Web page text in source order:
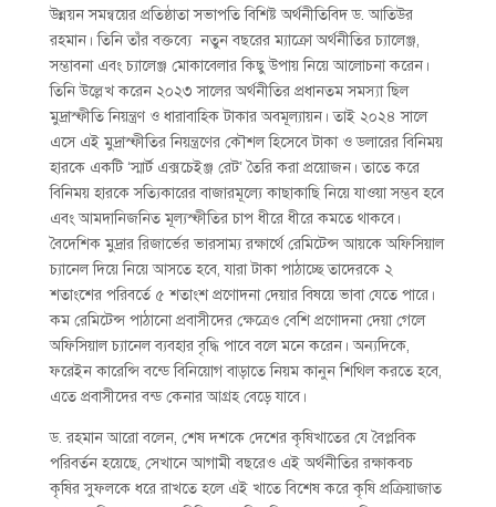
উন্নয়ন সমন্বয়ের প্রতিষ্ঠাতা সভাপতি বিশিষ্ট অর্থনীতিবিদ ড. আতিউর
রহমান। তিনি তাঁর বক্তব্যে নতুন বছরের ম্যাক্রো অর্থনীতির চ্যালেঞ্জ,
সম্ভাবনা এবং চ্যালেঞ্জ মোকাবেলার কিছু উপায় নিয়ে আলোচনা করেন।
তিনি উল্লেখ করেন ২০২৩ সালের অর্থনীতির প্রধানতম সমস্যা ছিল
মুদ্রাস্ফীতি ‍নিয়ন্ত্রণ ও ধারাবাহিক টাকার অবমূল্যায়ন। তাই ২০২৪ সালে
এসে এই মুদ্রাস্ফীতির নিয়ন্ত্রণের কৌশল হিসেবে টাকা ও ডলারের বিনিময়
হারকে একটি ‘স্মার্ট এক্সচেইঞ্জ রেট’ তৈরি করা প্রয়োজন। তাতে করে
বিনিময় হারকে সত্যিকারের বাজারমূল্যে কাছাকাছি নিয়ে যাওয়া সম্ভব হবে
এবং আমদানিজনিত মূল্যস্ফীতির চাপ ধীরে ধীরে কমতে থাকবে।
বৈদেশিক মুদ্রার রিজার্ভের ভারসাম্য রক্ষার্থে রেমিটেন্স আয়কে অফিসিয়াল
চ্যানেল দিয়ে নিয়ে আসতে হবে, যারা টাকা পাঠাচ্ছে তাদেরকে ২
শতাংশের পরিবর্তে ৫ শতাংশ প্রণোদনা দেয়ার বিষয়ে ভাবা যেতে পারে।
কম রেমিটেন্স পাঠানো প্রবাসীদের ক্ষেত্রেও বেশি প্রণোদনা দেয়া গেলে
অফিসিয়াল চ্যানেল ব্যবহার বৃদ্ধি পাবে বলে মনে করেন। অন্যদিকে,
ফরেইন কারেন্সি বন্ডে বিনিয়োগ বাড়াতে নিয়ম কানুন শিথিল করতে হবে,
এতে প্রবাসীদের বন্ড কেনার আগ্রহ বেড়ে যাবে।
ড. রহমান আরো বলেন, শেষ দশকে দেশের কৃষিখাতের যে বৈপ্লবিক
পরিবর্তন হয়েছে, সেখানে আগামী বছরেও এই অর্থনীতির রক্ষাকবচ
কৃষির সুফলকে ধরে রাখতে হলে এই খাতে বিশেষ করে কৃষি প্রক্রিয়াজাত